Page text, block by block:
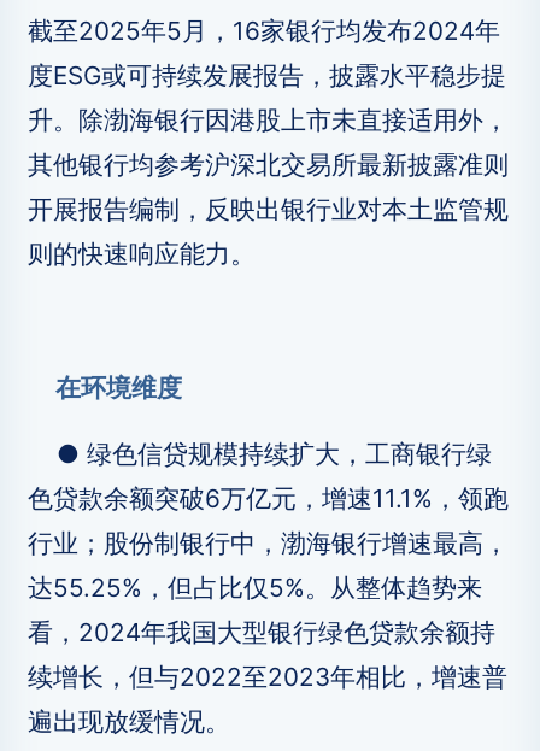
截至2025年5月，16家银行均发布2024年
度ESG或可持续发展报告，披露水平稳步提
升。除渤海银行因港股上市未直接适用外，
其他银行均参考沪深北交易所最新披露准则
开展报告编制，反映出银行业对本土监管规
则的快速响应能力。
在环境维度
● 绿色信贷规模持续扩大，工商银行绿
色贷款余额突破6万亿元，增速11.1%，领跑
行业；股份制银行中，渤海银行增速最高，
达55.25%，但占比仅5%。从整体趋势来
看，2024年我国大型银行绿色贷款余额持
续增长，但与2022至2023年相比，增速普
遍出现放缓情况。